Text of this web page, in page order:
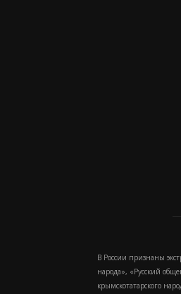
В России признаны
народа», «Русский
крымскотатарского